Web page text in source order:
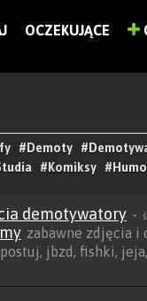
OCZEKUJĄCE
#Demoty
#Komiksy
demotywatory -
zabawne zdjęcia i
jbzd, fishki,